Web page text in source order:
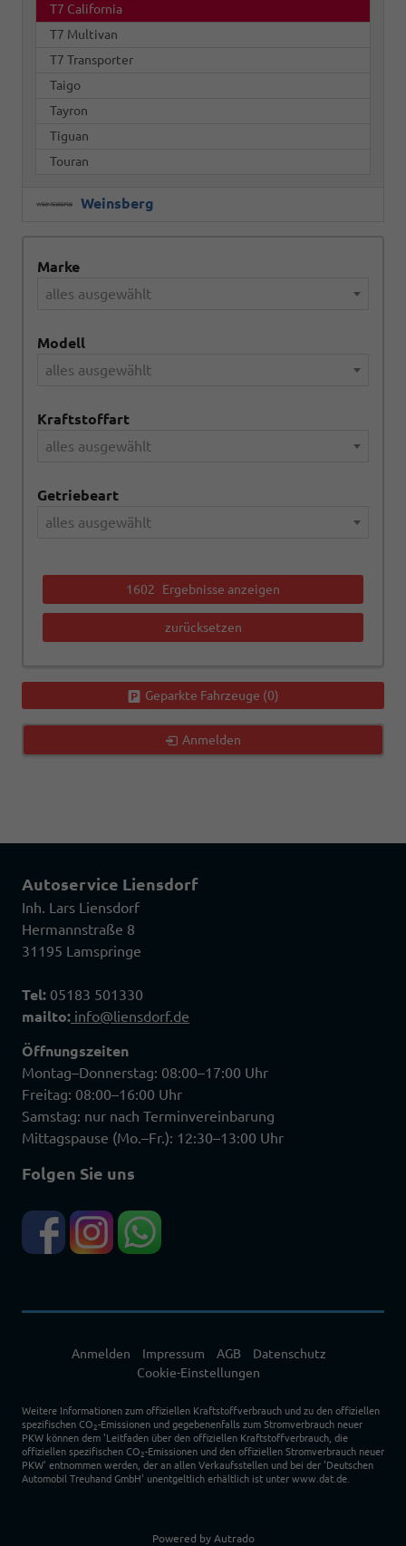
T7 California
T7 Multivan
T7 Transporter
Taigo
Tayron
Tiguan
Touran
Weinsberg
Marke
alles ausgewählt
Modell
alles ausgewählt
Kraftstoffart
alles ausgewählt
Getriebeart
alles ausgewählt
1602 Ergebnisse anzeigen
zurücksetzen
Geparkte Fahrzeuge (0)
Anmelden
Autoservice Liensdorf
Inh. Lars Liensdorf
Hermannstraße 8
31195 Lamspringe
Tel: 05183 501330
mailto: info@liensdorf.de
Öffnungszeiten
Montag–Donnerstag: 08:00–17:00 Uhr
Freitag: 08:00–16:00 Uhr
Samstag: nur nach Terminvereinbarung
Mittagspause (Mo.–Fr.): 12:30–13:00 Uhr
Folgen Sie uns
Anmelden Impressum AGB
Datenschutz
Cookie-Einstellungen
Weitere Informationen zum offiziellen Kraftstoffverbrauch und zu den offiziellen
spezifischen CO2-Emissionen und gegebenenfalls zum Stromverbrauch neuer
PKW können dem 'Leitfaden über den offiziellen Kraftstoffverbrauch, die
offiziellen spezifischen CO2-Emissionen und den offiziellen Stromverbrauch neuer
PKW' entnommen werden, der an allen Verkaufsstellen und bei der 'Deutschen
Automobil Treuhand GmbH' unentgeltlich erhältlich ist unter www.dat.de.
Powered by Autrado